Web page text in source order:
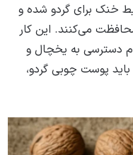
خنک برای گردو شده و
می‌کنند. این کار
دسترسی به یخچال و
پوست چوبی گردو،